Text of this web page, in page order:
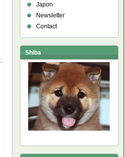
Japon
Newsletter
Contact
Shiba